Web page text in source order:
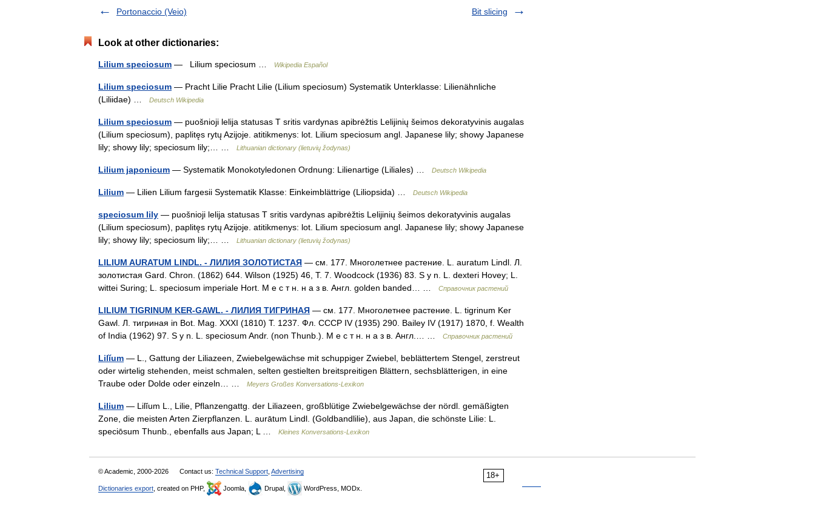
Portonaccio (Veio)
Bit slicing
Look at other dictionaries:
Lilium speciosum — Lilium speciosum … Wikipedia Español
Lilium speciosum — Pracht Lilie Pracht Lilie (Lilium speciosum) Systematik Unterklasse: Lilienähnliche
(Liliidae) …
Deutsch Wikipedia
Lilium speciosum — puošnioji lelija statusas T sritis vardynas apibrėžtis Lelijinių šeimos dekoratyvinis augalas
(Lilium speciosum), paplitęs rytų Azijoje. atitikmenys: lot. Lilium speciosum angl. Japanese lily; showy Japanese
lily; showy lily; speciosum lily;… …
Lithuanian dictionary (lietuvių žodynas)
Lilium japonicum — Systematik Monokotyledonen Ordnung: Lilienartige (Liliales) … Deutsch Wikipedia
Lilium — Lilien Lilium fargesii Systematik Klasse: Einkeimblättrige (Liliopsida) … Deutsch Wikipedia
speciosum lily — puošnioji lelija statusas T sritis vardynas apibrėžtis Lelijinių šeimos dekoratyvinis augalas
(Lilium speciosum), paplitęs rytų Azijoje. atitikmenys: lot. Lilium speciosum angl. Japanese lily; showy Japanese
lily; showy lily; speciosum lily;… …
Lithuanian dictionary (lietuvių žodynas)
LILIUM AURATUM LINDL. - ЛИЛИЯ ЗОЛОТИСТАЯ — см. 177. Многолетнее растение. L. auratum Lindl. Л.
золотистая Gard. Chron. (1862) 644. Wilson (1925) 46, T. 7. Woodcock (1936) 83. S y n. L. dexteri Hovey; L.
wittei Suring; L. speciosum imperiale Hort. М е с т н. н а з в. Англ. golden banded… …
Справочник растений
LILIUM TIGRINUM KER-GAWL. - ЛИЛИЯ ТИГРИНАЯ — см. 177. Многолетнее растение. L. tigrinum Ker
Gawl. Л. тигриная in Bot. Mag. XXXI (1810) Т. 1237. Фл. СССР IV (1935) 290. Bailey IV (1917) 1870, f. Wealth
of India (1962) 97. S у n. L. speciosum Andr. (non Thunb.). М е с т н. н а з в. Англ.… …
Справочник растений
Lilĭum — L., Gattung der Liliazeen, Zwiebelgewächse mit schuppiger Zwiebel, beblättertem Stengel, zerstreut
oder wirtelig stehenden, meist schmalen, selten gestielten breitspreitigen Blättern, sechsblätterigen, in eine
Traube oder Dolde oder einzeln… …
Meyers Großes Konversations-Lexikon
Lilium — Lilĭum L., Lilie, Pflanzengattg. der Liliazeen, großblütige Zwiebelgewächse der nördl. gemäßigten
Zone, die meisten Arten Zierpflanzen. L. aurātum Lindl. (Goldbandlilie), aus Japan, die schönste Lilie: L.
speciōsum Thunb., ebenfalls aus Japan; L …
Kleines Konversations-Lexikon
18+
© Academic, 2000-2026 Contact us: Technical Support Advertising
Dictionaries export , created on PHP, Joomla, Drupal, WordPress, MODx.